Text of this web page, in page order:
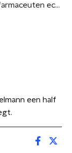
1 op 1: Krijgt minister Bruins de farmaceuten echt op de knieën?
een half